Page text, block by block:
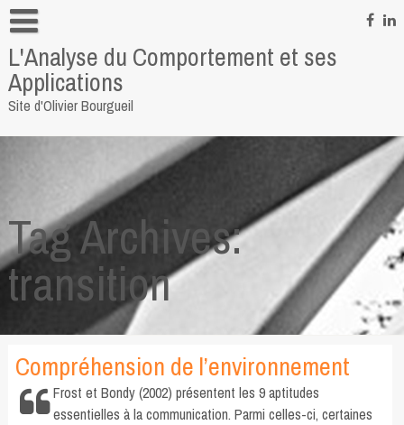
Skip
to
contentInformations personnelles
Pour me contacter
Quelques liens
L'Analyse du Comportement et ses
Applications
Site d'Olivier Bourgueil
Tag Archives:
transition
Compréhension de l’environnement
Frost et Bondy (2002) présentent les 9 aptitudes
essentielles à la communication. Parmi celles-ci, certaines